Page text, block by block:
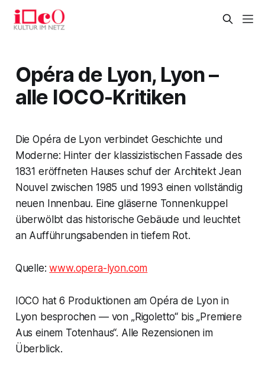
Opéra de Lyon, Lyon –
alle IOCO-Kritiken
Die Opéra de Lyon verbindet Geschichte und
Moderne: Hinter der klassizistischen Fassade des
1831 eröffneten Hauses schuf der Architekt Jean
Nouvel zwischen 1985 und 1993 einen vollständig
neuen Innenbau. Eine gläserne Tonnenkuppel
überwölbt das historische Gebäude und leuchtet
an Aufführungsabenden in tiefem Rot.
Quelle:www.opera-lyon.com
IOCO hat 6 Produktionen am Opéra de Lyon in
Lyon besprochen — von „Rigoletto“ bis „Premiere
Aus einem Totenhaus“. Alle Rezensionen im
Überblick.